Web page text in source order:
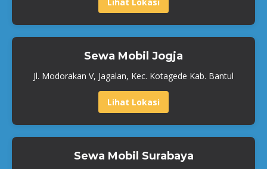
Sewa Mobil Jogja
Jl. Modorakan V, Jagalan, Kec. Kotagede Kab. Bantul
Lihat Lokasi
Sewa Mobil Surabaya